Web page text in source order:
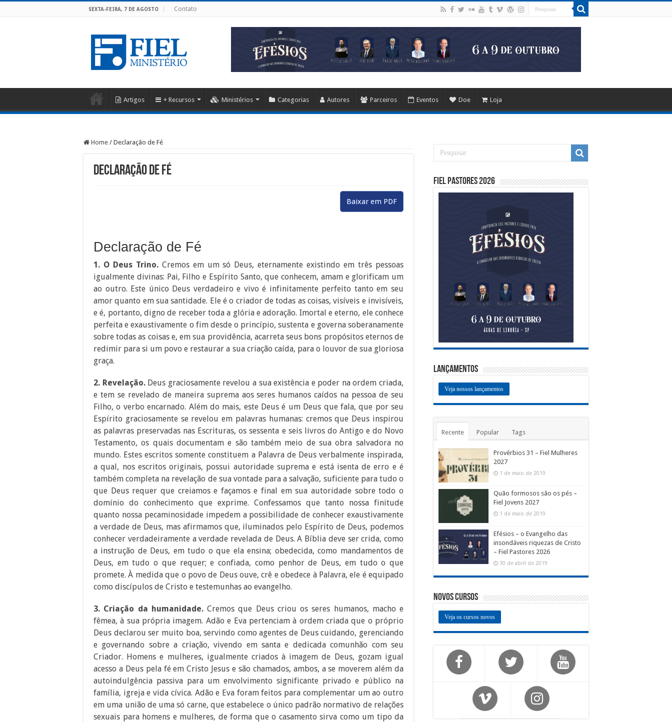
SEXTA-FEIRA, 7 DE AGOSTO Contato
Artigos + Recursos Ministérios Categorias Autores Parceiros Eventos Doe Loja
Home / Declaração de Fé
Declaração de Fé
Baixar em PDF
Declaração de Fé
1. O Deus Trino. Cremos em um só Deus, eternamente existindo em três pessoas
igualmente divinas: Pai, Filho e Espírito Santo, que conhecem, amam e glorificam um
ao outro. Este único Deus verdadeiro e vivo é infinitamente perfeito tanto em seu
amor quanto em sua santidade. Ele é o criador de todas as coisas, visíveis e invisíveis,
e é, portanto, digno de receber toda a glória e adoração. Imortal e eterno, ele conhece
perfeita e exaustivamente o fim desde o princípio, sustenta e governa soberanamente
sobre todas as coisas e, em sua providência, acarreta seus bons propósitos eternos de
redimir para si um povo e restaurar a sua criação caída, para o louvor de sua gloriosa
graça.
2. Revelação. Deus graciosamente revelou a sua existência e poder na ordem criada,
e tem se revelado de maneira suprema aos seres humanos caídos na pessoa de seu
Filho, o verbo encarnado. Além do mais, este Deus é um Deus que fala, que por seu
Espírito graciosamente se revelou em palavras humanas: cremos que Deus inspirou
as palavras preservadas nas Escrituras, os sessenta e seis livros do Antigo e do Novo
Testamento, os quais documentam e são também meio de sua obra salvadora no
mundo. Estes escritos somente constituem a Palavra de Deus verbalmente inspirada,
a qual, nos escritos originais, possui autoridade suprema e está isenta de erro e é
também completa na revelação de sua vontade para a salvação, suficiente para tudo o
que Deus requer que creiamos e façamos e final em sua autoridade sobre todo o
domínio do conhecimento que exprime. Confessamos que tanto nossa finitude
quanto nossa pecaminosidade impedem a possibilidade de conhecer exaustivamente
a verdade de Deus, mas afirmamos que, iluminados pelo Espírito de Deus, podemos
conhecer verdadeiramente a verdade revelada de Deus. A Bíblia deve ser crida, como
a instrução de Deus, em tudo o que ela ensina; obedecida, como mandamentos de
Deus, em tudo o que requer; e confiada, como penhor de Deus, em tudo o que
promete. À medida que o povo de Deus ouve, crê e obedece à Palavra, ele é equipado
como discípulos de Cristo e testemunhas ao evangelho.
3. Criação da humanidade. Cremos que Deus criou os seres humanos, macho e
fêmea, à sua própria imagem. Adão e Eva pertenciam à ordem criada que o próprio
Deus declarou ser muito boa, servindo como agentes de Deus cuidando, gerenciando
e governando sobre a criação, vivendo em santa e dedicada comunhão com seu
Criador. Homens e mulheres, igualmente criados à imagem de Deus, gozam igual
acesso a Deus pela fé em Cristo Jesus e são chamados, ambos, a se moverem além da
autoindulgência passiva para um envolvimento significante privado e público na
família, igreja e vida cívica. Adão e Eva foram feitos para complementar um ao outro
em uma união de uma só carne, que estabelece o único padrão normativo de relações
sexuais para homens e mulheres, de forma que o casamento sirva como um tipo da
Fiel Pastores 2026
Lançamentos
Veja nossos lançamentos
Recente Popular Tags
Provérbios 31 – Fiel Mulheres
2027
1 de maio de 2019
Quão formosos são os pés –
Fiel Jovens 2027
1 de maio de 2019
Efésios – o Evangelho das
insondáveis riquezas de Cristo
– Fiel Pastores 2026
30 de abril de 2019
Novos Cursos
Veja os cursos novos